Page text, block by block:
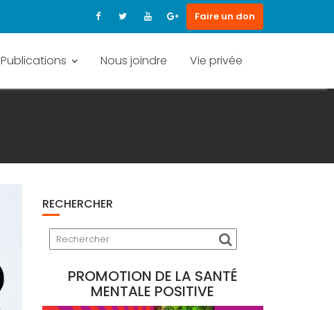
Faire un don
Publications Nous joindre Vie privée
RECHERCHER
PROMOTION DE LA SANTÉ
MENTALE POSITIVE